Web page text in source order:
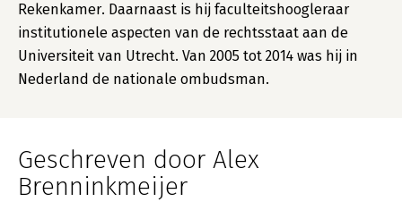
Rekenkamer. Daarnaast is hij faculteitshoogleraar
institutionele aspecten van de rechtsstaat aan de
Universiteit van Utrecht. Van 2005 tot 2014 was hij in
Nederland de nationale ombudsman.
Geschreven door Alex
Brenninkmeijer